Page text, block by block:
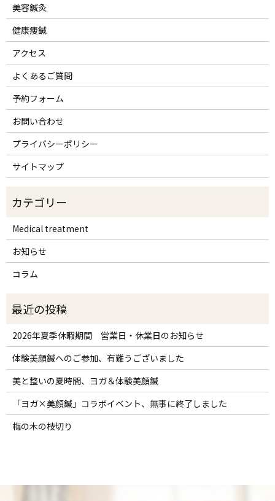
美容鍼灸
健康痩鍼
アクセス
よくあるご質問
予約フォーム
お問い合わせ
プライバシーポリシー
サイトマップ
Medical treatment
お知らせ
コラム
2026年夏季休暇期間 営業日・休業日のお知らせ
体験美顔鍼へのご参加、有難うございました
美と整いの夏時間、ヨガ＆体験美顔鍼
「ヨガ×美顔鍼」コラボイベント、無事に終了しました
梅の木の枝切り